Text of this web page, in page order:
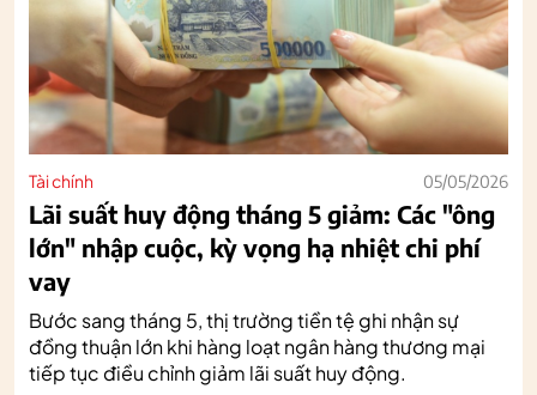
Tài chính 05/05/2026
Lãi suất huy động tháng 5 giảm: Các "ông
lớn" nhập cuộc, kỳ vọng hạ nhiệt chi phí
vay
Bước sang tháng 5, thị trường tiền tệ ghi nhận sự
đồng thuận lớn khi hàng loạt ngân hàng thương mại
tiếp tục điều chỉnh giảm lãi suất huy động.